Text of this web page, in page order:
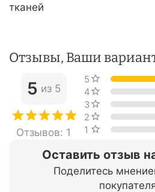
тканей
Отзывы, Ваши
Оставить отзыв
Поделитесь
5 из 5
Отзывов: 1
5 звёзд
4 звезды
3 звезды
2 звезды
1 звезда